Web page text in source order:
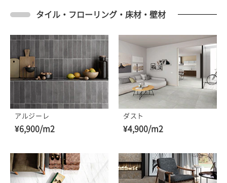
タイル・フローリング・床材・壁材
アルジーレ
¥6,900/m2
ダスト
¥4,900/m2